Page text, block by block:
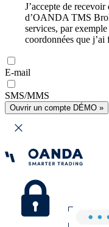
J’accepte de
d’OANDA TMS
services, par
coordonnées que j’ai
E-mail
SMS/MMS
Ouvrir un compte DÉMO »